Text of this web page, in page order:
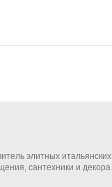
элитных итальянских
сантехники и декора